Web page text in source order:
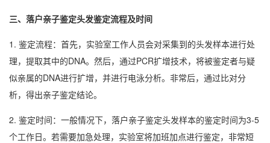
三、落户亲子鉴定头发鉴定流程及时间
1. 鉴定流程：首先，实验室工作人员会对采集到的头发样本进行处
理，提取其中的DNA。然后，通过PCR扩增技术，将被鉴定者与疑
似亲属的DNA进行扩增，并进行电泳分析。非常后，通过比对分
析，得出亲子鉴定结论。
2. 鉴定时间：一般情况下，落户亲子鉴定头发样本的鉴定时间为3-5
个工作日。若需要加急处理，实验室将加班加点进行鉴定，非常短